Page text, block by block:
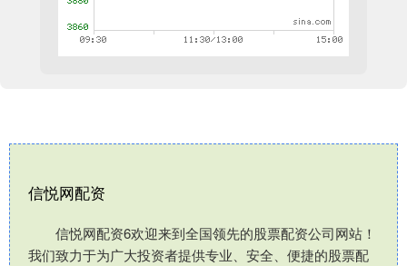
信悦网配资
信悦网配资6欢迎来到全国领先的股票配资公司网站！
我们致力于为广大投资者提供专业、安全、便捷的股票配